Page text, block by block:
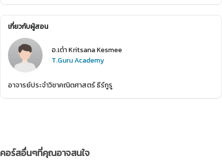
เกี่ยวกับผู้สอน
อ.เต๋า Kritsana Kesmee
T.Guru Academy
อาจารย์ประจำวิชาคณิตศาสตร์ ธีร์กูรู
คอร์สอื่นๆที่คุณอาจสนใจ